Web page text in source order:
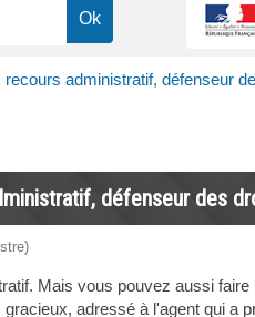
administratif, défenseur
défenseur des
Mais vous pouvez aussi
adressé à l'agent qui a